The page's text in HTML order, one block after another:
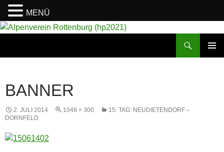
BANNER
2. JULI 2014 1048 × 300
15. TAG: NEUDIETENDORF –
DORNFELD
MENÜ